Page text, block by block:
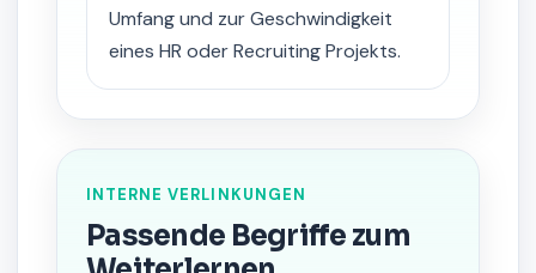
Umfang und zur Geschwindigkeit
eines HR oder Recruiting Projekts.
INTERNE VERLINKUNGEN
Passende Begriffe zum